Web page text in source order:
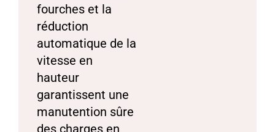
fourches et la
réduction
automatique de la
vitesse en
hauteur
garantissent une
manutention sûre
des charges en